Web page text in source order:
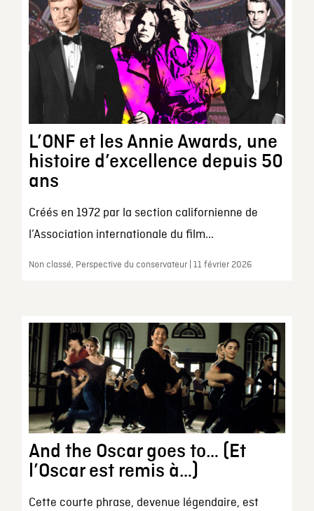
L’ONF et les Annie Awards, une
histoire d’excellence depuis 50
ans
Créés en 1972 par la section californienne de
l’Association internationale du film...
Non classé, Perspective du conservateur | 11 février 2026
And the Oscar goes to… (Et
l’Oscar est remis à…)
Cette courte phrase, devenue légendaire, est